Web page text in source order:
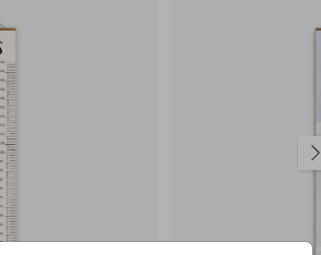
standaard meegeleverd
deel uit van